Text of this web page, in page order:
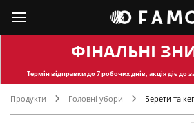
ФІНАЛЬНІ
Термін відправкидо 7 робочих днів, акція діє до
Продукти Головні убори Берети та